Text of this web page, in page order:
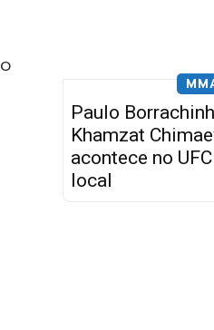
Paulo
Khamzat
acontece no
local